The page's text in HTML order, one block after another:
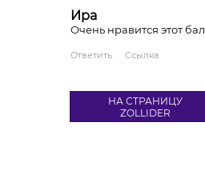
Ира
Очень нравится этот
Ответить Ссылка
НА СТРАНИЦУ
ZOLLIDER